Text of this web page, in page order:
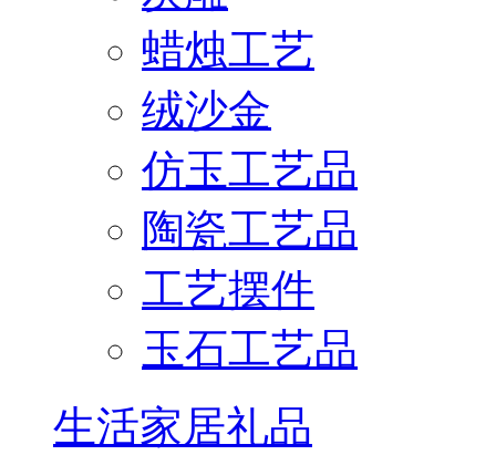
蜡烛工艺
绒沙金
仿玉工艺品
陶瓷工艺品
工艺摆件
玉石工艺品
生活家居礼品